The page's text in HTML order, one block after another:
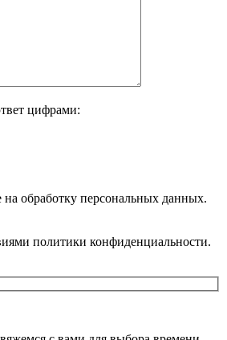
цифрами:
на обработку персональных данных.
политики конфиденциальности.